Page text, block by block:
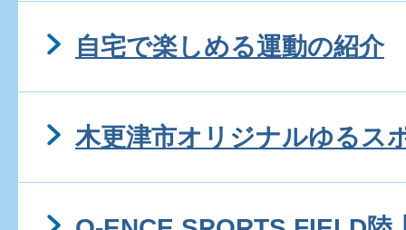
自宅で楽しめる運動の紹介
木更津市オリジナルゆるス